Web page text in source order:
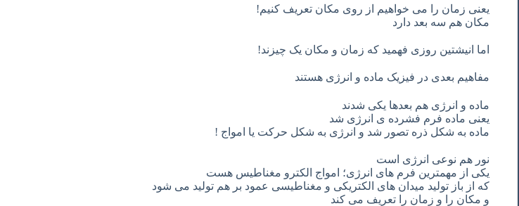
یعنی زمان را می خواهیم از روی مکان تعریف کنیم!
مکان هم سه بعد دارد
اما انیشتین روزی فهمید که زمان و مکان یک چیزند!
مفاهیم بعدی در فیزیک ماده و انرژی هستند
ماده و انرژی هم بعدها یکی شدند
یعنی ماده فرم فشرده ی انرژی شد
ماده به شکل ذره تصور شد و انرژی به شکل حرکت یا امواج !
نور هم نوعی انرژی است
یکی از مهمترین فرم های انرژی؛ امواج الکترو مغناطیس هست
که از باز تولید میدان های الکتریکی و مغناطیسی عمود بر هم تولید می شود
و مکان را و زمان را تعریف می کند